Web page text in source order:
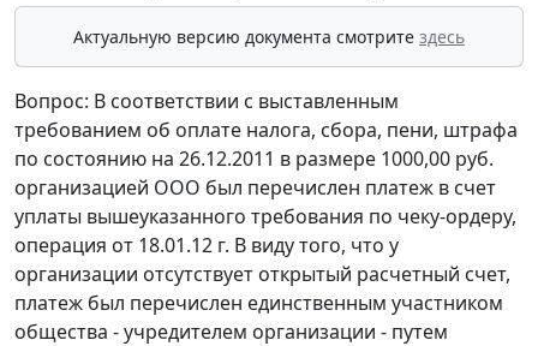
Актуальную версию документа смотрите здесь
Вопрос: В соответствии с выставленным
требованием об оплате налога, сбора, пени, штрафа
по состоянию на 26.12.2011 в размере 1000,00 руб.
организацией ООО был перечислен платеж в счет
уплаты вышеуказанного требования по чеку-ордеру,
операция от 18.01.12 г. В виду того, что у
организации отсутствует открытый расчетный счет,
платеж был перечислен единственным участником
общества - учредителем организации - путем